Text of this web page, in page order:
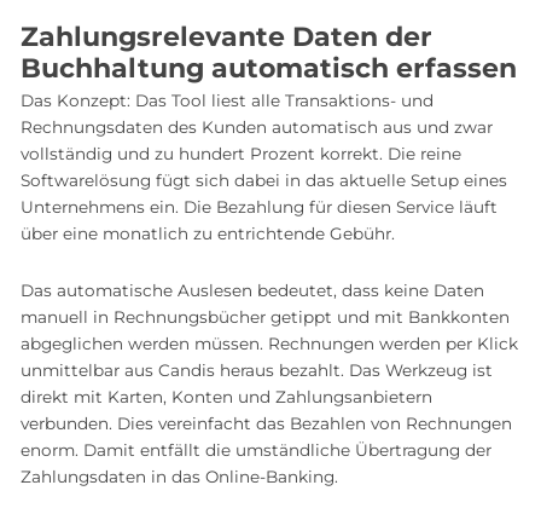
Zahlungsrelevante Daten der
Buchhaltung automatisch erfassen
Das Konzept: Das Tool liest alle Transaktions- und
Rechnungsdaten des Kunden automatisch aus und zwar
vollständig und zu hundert Prozent korrekt. Die reine
Softwarelösung fügt sich dabei in das aktuelle Setup eines
Unternehmens ein. Die Bezahlung für diesen Service läuft
über eine monatlich zu entrichtende Gebühr.
Das automatische Auslesen bedeutet, dass keine Daten
manuell in Rechnungsbücher getippt und mit Bankkonten
abgeglichen werden müssen. Rechnungen werden per Klick
unmittelbar aus Candis heraus bezahlt. Das Werkzeug ist
direkt mit Karten, Konten und Zahlungsanbietern
verbunden. Dies vereinfacht das Bezahlen von Rechnungen
enorm. Damit entfällt die umständliche Übertragung der
Zahlungsdaten in das Online-Banking.